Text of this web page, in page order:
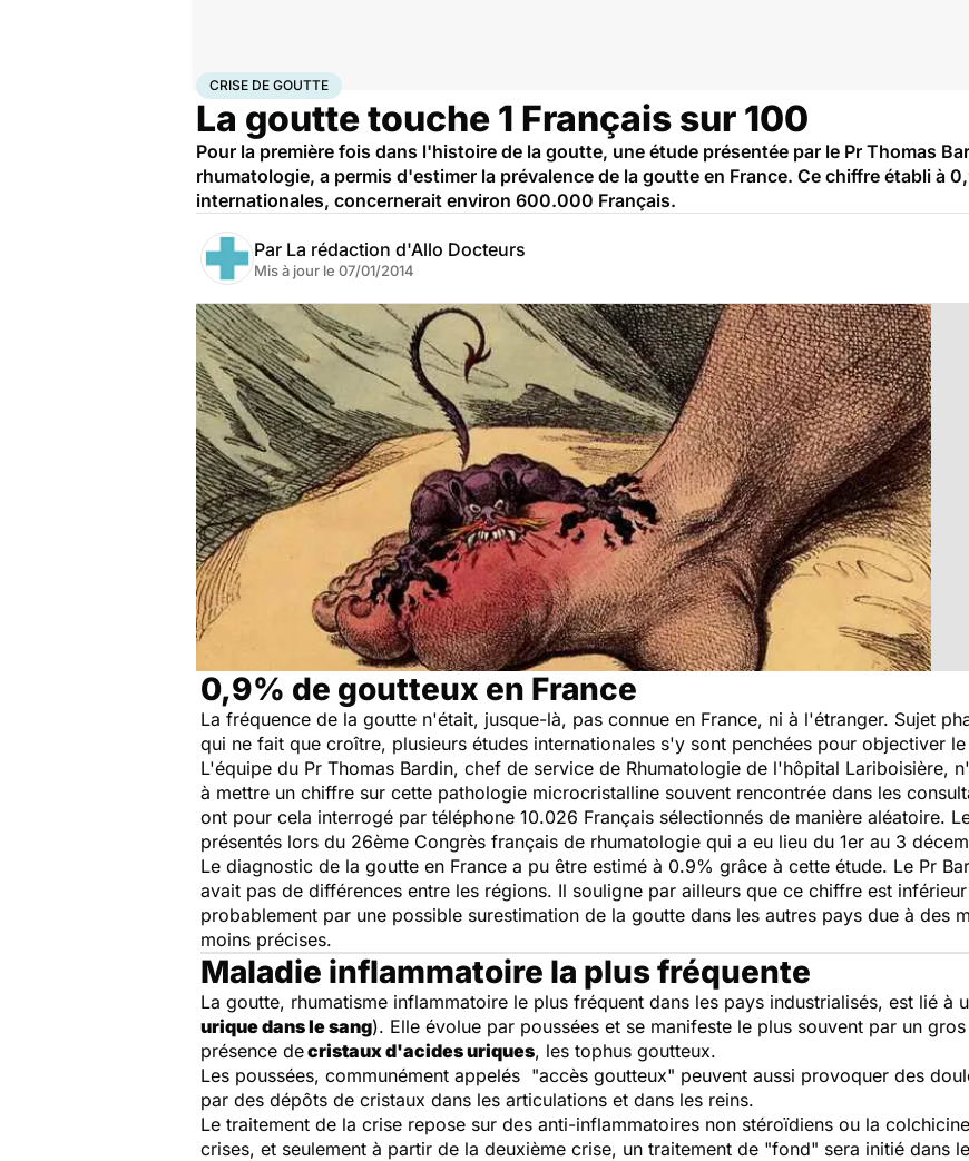
AccueilSantéCrise de goutte
CRISE DE GOUTTE
La goutte touche 1 Français sur 100
Pour la première fois dans l'histoire de la goutte, une étude présentée par le Pr Thomas
rhumatologie, a permis d'estimer la prévalence de la goutte en France. Ce chiffre établi à
internationales, concernerait environ 600.000 Français.
Par La rédaction d'Allo Docteurs
Mis à jour le 07/01/2014
0,9% de goutteux en France
La fréquence de la goutte n'était, jusque-là, pas connue en France, ni à l'étranger. Sujet
qui ne fait que croître, plusieurs études internationales s'y sont penchées pour objectiver
L'équipe du Pr Thomas Bardin, chef de service de Rhumatologie de l'hôpital Lariboisière,
à mettre un chiffre sur cette pathologie microcristalline souvent rencontrée dans les
ont pour cela interrogé par téléphone 10.026 Français sélectionnés de manière aléatoire.
présentés lors du 26ème Congrès français de rhumatologie qui a eu lieu du 1er au 3
Le diagnostic de la goutte en France a pu être estimé à 0.9% grâce à cette étude. Le Pr
avait pas de différences entre les régions. Il souligne par ailleurs que ce chiffre est
probablement par une possible surestimation de la goutte dans les autres pays due à des
moins précises.
Maladie inflammatoire la plus fréquente
La goutte, rhumatisme inflammatoire le plus fréquent dans les pays industrialisés, est lié à
urique dans le sang). Elle évolue par poussées et se manifeste le plus souvent par un
présence decristaux d'acides uriques, les tophus goutteux.
Les poussées, communément appelés "accès goutteux" peuvent aussi provoquer des
par des dépôts de cristaux dans les articulations et dans les reins.
Le traitement de la crise repose sur des anti-inflammatoires non stéroïdiens ou la
crises, et seulement à partir de la deuxième crise, un traitement de "fond" sera initié dans